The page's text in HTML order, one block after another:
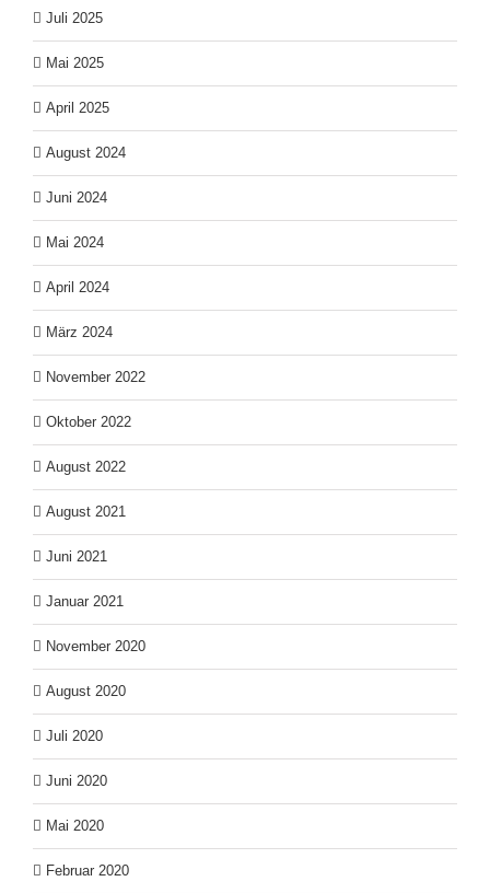
Juli 2025
Mai 2025
April 2025
August 2024
Juni 2024
Mai 2024
April 2024
März 2024
November 2022
Oktober 2022
August 2022
August 2021
Juni 2021
Januar 2021
November 2020
August 2020
Juli 2020
Juni 2020
Mai 2020
Februar 2020